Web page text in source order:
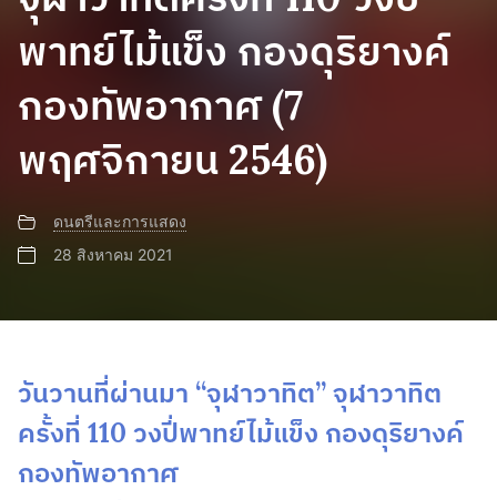
พาทย์ไม้แข็ง กองดุริยางค์
กองทัพอากาศ (7
พฤศจิกายน 2546)
ดนตรีและการแสดง
28 สิงหาคม 2021
วันวานที่ผ่านมา “จุฬาวาทิต” จุฬาวาทิต
ครั้งที่ 110 วงปี่พาทย์ไม้แข็ง กองดุริยางค์
กองทัพอากาศ